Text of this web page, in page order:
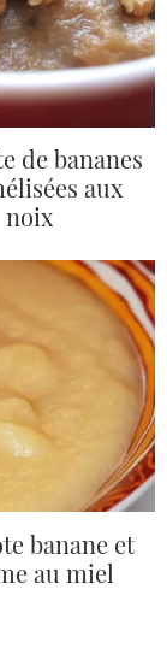
de bananes
aux
noix
banane et
au miel